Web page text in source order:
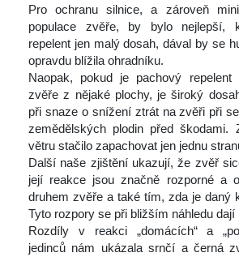
Pro ochranu silnice, a zároveň
populace zvěře, by bylo nejlepší,
repelent jen malý dosah, dával by se
opravdu blížila ohradníku.
Naopak, pokud je pachový
zvěře z nějaké plochy, je široký
při snaze o snížení ztrát na zvěři při
zemědělských plodin před škodami.
větru stačilo zapachovat jen jednu
Další naše zjištění ukazují, že zvěř
její reakce jsou značně rozporné a
druhem zvěře a také tím, zda je daný
Tyto rozpory se při bližším náhledu
Rozdíly v reakci „domácích“ a
jedinců nám ukázala srnčí a černá